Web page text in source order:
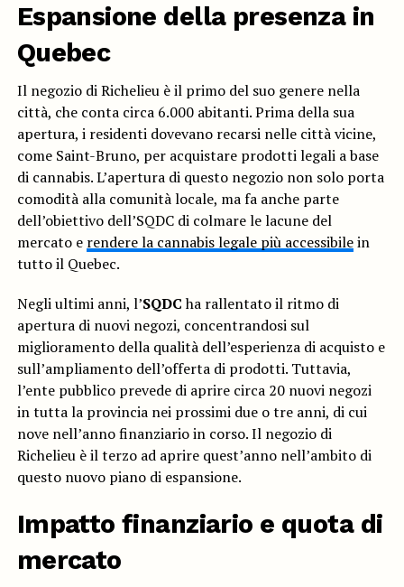
Espansione della presenza in
Quebec
Il negozio di Richelieu è il primo del suo genere nella
città, che conta circa 6.000 abitanti. Prima della sua
apertura, i residenti dovevano recarsi nelle città vicine,
come Saint-Bruno, per acquistare prodotti legali a base
di cannabis. L’apertura di questo negozio non solo porta
comodità alla comunità locale, ma fa anche parte
dell’obiettivo dell’SQDC di colmare le lacune del
mercato e rendere la cannabis legale più accessibilein
tutto il Quebec.
Negli ultimi anni, l’SQDCha rallentato il ritmo di
apertura di nuovi negozi, concentrandosi sul
miglioramento della qualità dell’esperienza di acquisto e
sull’ampliamento dell’offerta di prodotti. Tuttavia,
l’ente pubblico prevede di aprire circa 20 nuovi negozi
in tutta la provincia nei prossimi due o tre anni, di cui
nove nell’anno finanziario in corso. Il negozio di
Richelieu è il terzo ad aprire quest’anno nell’ambito di
questo nuovo piano di espansione.
Impatto finanziario e quota di
mercato